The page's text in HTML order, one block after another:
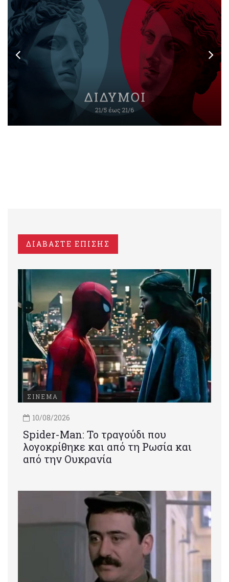
ΔΙΑΒΑΣΤΕ ΕΠΙΣΗΣ
ΣΙΝΕΜΑ
10/08/2026
Spider-Man: Το τραγούδι που
λογοκρίθηκε και από τη Ρωσία και
από την Ουκρανία